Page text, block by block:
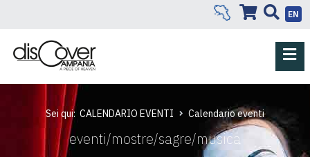
EN
Sei qui: CALENDARIO EVENTI Calendario eventi
eventi/mostre/sagre/musica